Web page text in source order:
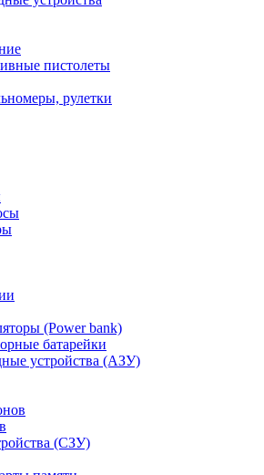
пистолеты
рулетки
(Power bank)
батарейки
устройства (АЗУ)
(СЗУ)